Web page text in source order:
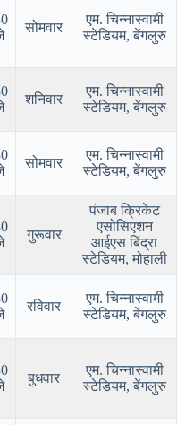
सोमवार
एम. चिन्नास्वामी
स्टेडियम, बेंगलुरु
शनिवार
एम. चिन्नास्वामी
स्टेडियम, बेंगलुरु
सोमवार
एम. चिन्नास्वामी
स्टेडियम, बेंगलुरु
गुरूवार
पंजाब क्रिकेट
एसोसिएशन
आईएस बिंद्रा
स्टेडियम, मोहाली
रविवार
एम. चिन्नास्वामी
स्टेडियम, बेंगलुरु
बुधवार
एम. चिन्नास्वामी
स्टेडियम, बेंगलुरु